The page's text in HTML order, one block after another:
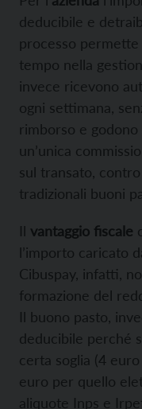
deducibile e
processo
tempo nella
invece ricevono
ogni settimana,
rimborso e godono
un’unica
sul transato,
tradizionali buoni
Il vantaggio fiscale
l’importo caricato
Cibuspay, infatti,
formazione del
Il buono pasto,
deducibile perché
certa soglia (4
euro per quello
aliquote Inps e